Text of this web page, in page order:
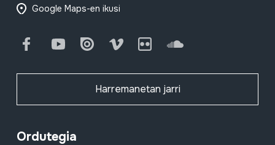
Google Maps-en ikusi
FacebookYoutube Issuu Vimeo Flickr SoundCloud
Harremanetan jarri
Ordutegia